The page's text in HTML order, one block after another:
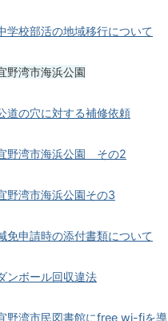
学校部活の地域移行について
野湾市海浜公園
道の穴に対する補修依頼
野湾市海浜公園 その2
野湾市海浜公園その3
免申請時の添付書類について
ンボール回収違法
野湾市民図書館にfree wi-fiを導